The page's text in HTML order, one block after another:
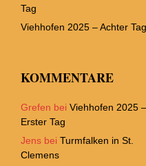
Tag
Viehhofen 2025 – Achter Tag
KOMMENTARE
Grefen bei Viehhofen 2025 –
Erster Tag
Jens bei Turmfalken in St.
Clemens